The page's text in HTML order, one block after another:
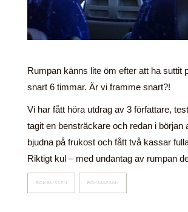
Rumpan känns lite öm efter att ha suttit
snart 6 timmar. Är vi framme snart?!
Vi har fått höra utdrag av 3 författare,
tagit en bensträckare och redan i början
bjudna på frukost och fått två kassar
Riktigt kul – med undantag av rumpan
BOKBUSSEN BOKMÄSSAN